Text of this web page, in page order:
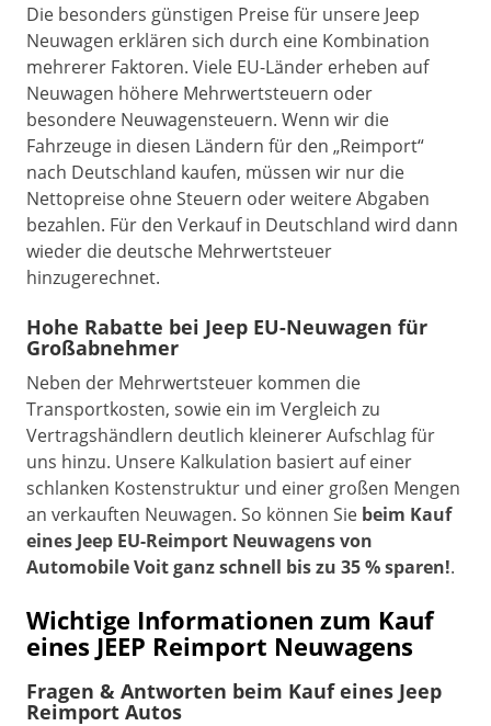
Die besonders günstigen Preise für unsere Jeep
Neuwagen erklären sich durch eine Kombination
mehrerer Faktoren. Viele EU-Länder erheben auf
Neuwagen höhere Mehrwertsteuern oder
besondere Neuwagensteuern. Wenn wir die
Fahrzeuge in diesen Ländern für den „Reimport“
nach Deutschland kaufen, müssen wir nur die
Nettopreise ohne Steuern oder weitere Abgaben
bezahlen. Für den Verkauf in Deutschland wird dann
wieder die deutsche Mehrwertsteuer
hinzugerechnet.
Hohe Rabatte bei Jeep EU-Neuwagen für
Großabnehmer
Neben der Mehrwertsteuer kommen die
Transportkosten, sowie ein im Vergleich zu
Vertragshändlern deutlich kleinerer Aufschlag für
uns hinzu. Unsere Kalkulation basiert auf einer
schlanken Kostenstruktur und einer großen Mengen
an verkauften Neuwagen. So können Sie beim Kauf
eines Jeep EU-Reimport Neuwagens von
Automobile Voit ganz schnell bis zu 35 % sparen!.
Wichtige Informationen zum Kauf
eines JEEP Reimport Neuwagens
Fragen & Antworten beim Kauf eines Jeep
Reimport Autos